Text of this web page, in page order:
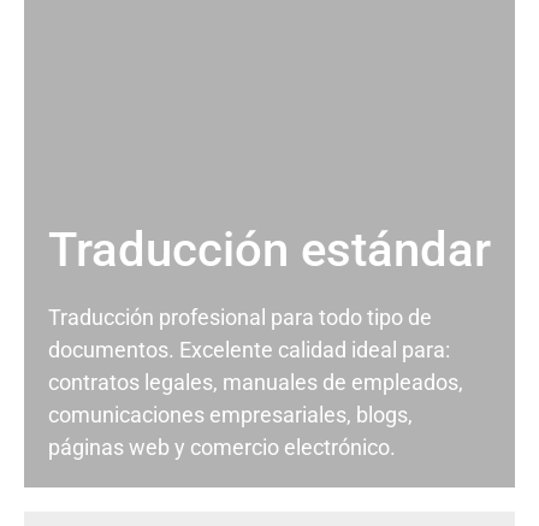
Traducción estándar
Traducción profesional para todo tipo de
documentos. Excelente calidad ideal para:
contratos legales, manuales de empleados,
comunicaciones empresariales, blogs,
páginas web y comercio electrónico.